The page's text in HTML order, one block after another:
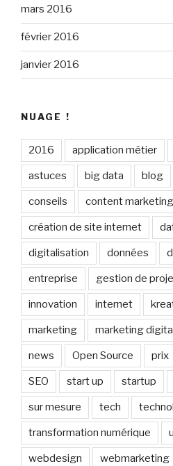
mars 2016
février 2016
janvier 2016
NUAGE !
2016 application métier
astuces big data blog
conseils content marketing
création de site internet
digitalisation données
entreprise gestion de
innovation internet
marketing marketing
news Open Source prix
SEO start up startup
sur mesure tech
transformation numérique
webdesign webmarketing